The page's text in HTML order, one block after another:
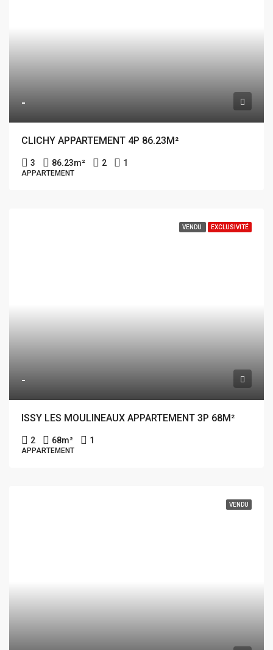
-
CLICHY APPARTEMENT 4P 86.23M²
3 86.23m² 2 1
APPARTEMENT
VENDU EXCLUSIVITÉ
-
ISSY LES MOULINEAUX APPARTEMENT 3P 68M²
2 68m² 1
APPARTEMENT
VENDU